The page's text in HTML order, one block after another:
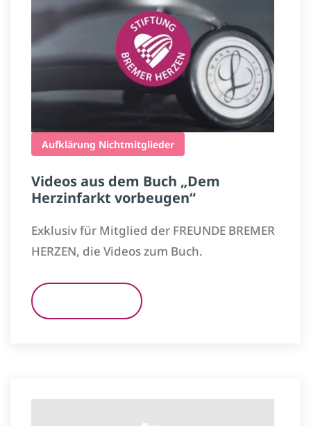
Aufklärung Nichtmitglieder
Videos aus dem Buch „Dem
Herzinfarkt vorbeugen“
Exklusiv für Mitglied der FREUNDE BREMER
HERZEN, die Videos zum Buch.